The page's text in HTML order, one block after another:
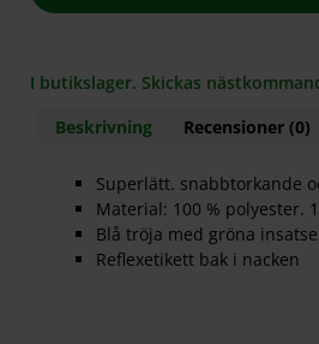
I butikslager. Skickas
Beskrivning
Recensioner (0)
Superlätt. snabbtorkande
Material: 100 % polyester.
Blå tröja med gröna
Reflexetikett bak i nacken